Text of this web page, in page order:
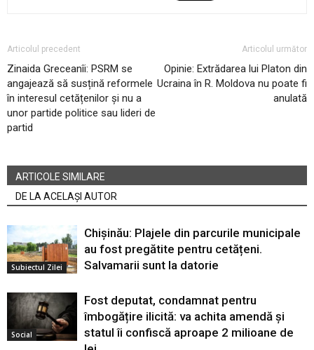
Articolul precedent
Zinaida Greceanîi: PSRM se
angajează să susțină reformele
în interesul cetățenilor și nu a
unor partide politice sau lideri de
partid
Articolul următor
Opinie: Extrădarea lui Platon din
Ucraina în R. Moldova nu poate fi
anulată
ARTICOLE SIMILARE
DE LA ACELAȘI AUTOR
Subiectul Zilei
Chișinău: Plajele din parcurile municipale
au fost pregătite pentru cetățeni.
Salvamarii sunt la datorie
Social
Fost deputat, condamnat pentru
îmbogățire ilicită: va achita amendă și
statul îi confiscă aproape 2 milioane de